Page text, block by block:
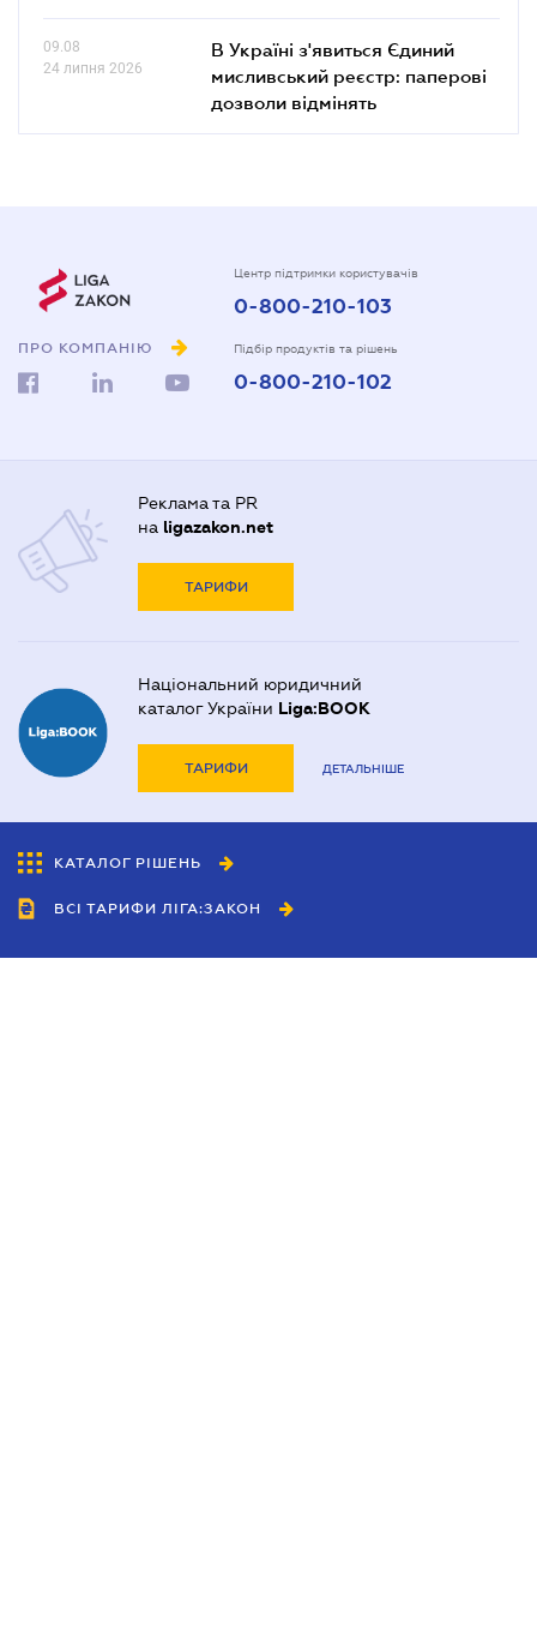
09.08
24 липня 2026
В Україні з'явиться Єдиний
мисливський реєстр: паперові
дозволи відмінять
ПРО КОМПАНІЮ
Центр підтримки користувачів
0-800-210-103
Підбір продуктів та рішень
0-800-210-102
Реклама та PR
на ligazakon.net
ТАРИФИ
Національний юридичний
каталог України Liga:BOOK
ТАРИФИ ДЕТАЛЬНІШЕ
КАТАЛОГ РІШЕНЬ
ВСІ ТАРИФИ ЛІГА:ЗАКОН